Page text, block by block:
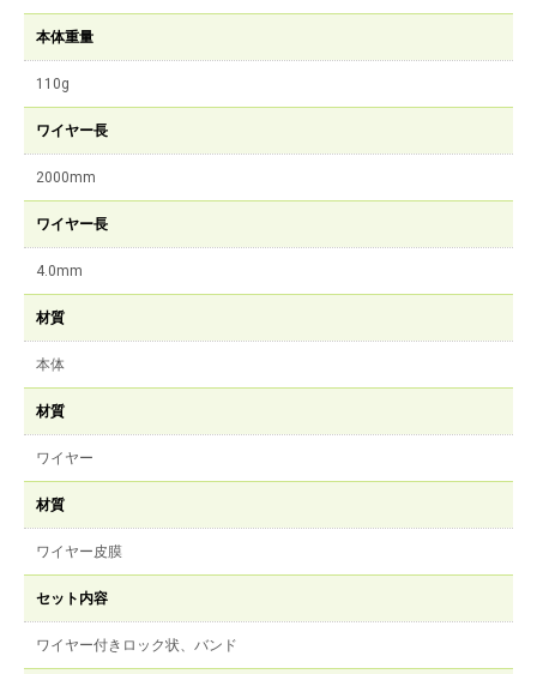
本体重量
110g
ワイヤー長
2000mm
ワイヤー長
4.0mm
材質
本体
材質
ワイヤー
材質
ワイヤー皮膜
セット内容
ワイヤー付きロック状、バンド